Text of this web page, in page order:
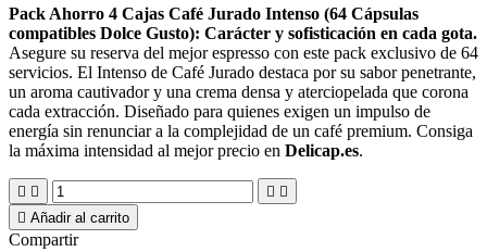
Pack Ahorro 4 Cajas Café Jurado Intenso (64 Cápsulas
compatibles Dolce Gusto): Carácter y sofisticación en cada gota.
Asegure su reserva del mejor espresso con este pack exclusivo de 64
servicios. El Intenso de Café Jurado destaca por su sabor penetrante,
un aroma cautivador y una crema densa y aterciopelada que corona
cada extracción. Diseñado para quienes exigen un impulso de
energía sin renunciar a la complejidad de un café premium. Consiga
la máxima intensidad al mejor precio en Delicap.es.
   
 Añadir al carrito
Compartir